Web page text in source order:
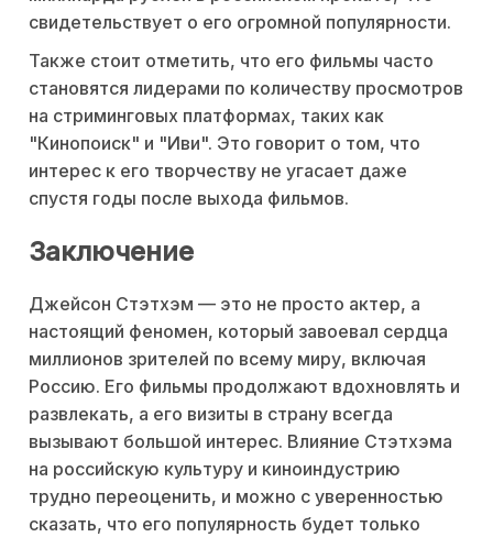
свидетельствует о его огромной популярности.
Также стоит отметить, что его фильмы часто
становятся лидерами по количеству просмотров
на стриминговых платформах, таких как
"Кинопоиск" и "Иви". Это говорит о том, что
интерес к его творчеству не угасает даже
спустя годы после выхода фильмов.
Заключение
Джейсон Стэтхэм — это не просто актер, а
настоящий феномен, который завоевал сердца
миллионов зрителей по всему миру, включая
Россию. Его фильмы продолжают вдохновлять и
развлекать, а его визиты в страну всегда
вызывают большой интерес. Влияние Стэтхэма
на российскую культуру и киноиндустрию
трудно переоценить, и можно с уверенностью
сказать, что его популярность будет только